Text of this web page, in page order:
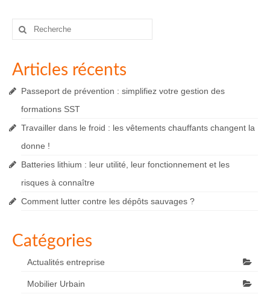
Rechercher
Articles récents
Passeport de prévention : simplifiez votre gestion des
formations SST
Travailler dans le froid : les vêtements chauffants changent la
donne !
Batteries lithium : leur utilité, leur fonctionnement et les
risques à connaître
Comment lutter contre les dépôts sauvages ?
Catégories
Actualités entreprise
Mobilier Urbain